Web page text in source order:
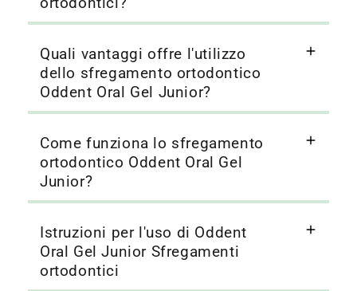
Quali vantaggi offre l'utilizzo
dello sfregamento ortodontico
Oddent Oral Gel Junior?
Come funziona lo sfregamento
ortodontico Oddent Oral Gel
Junior?
Istruzioni per l'uso di Oddent
Oral Gel Junior Sfregamenti
ortodontici